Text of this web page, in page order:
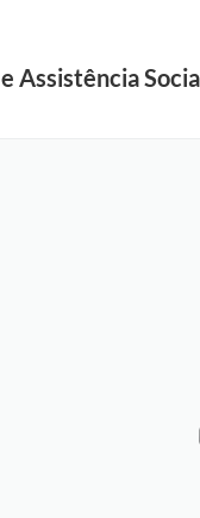
Assistência